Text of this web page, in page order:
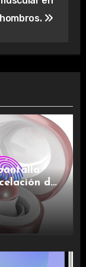
de
duración.